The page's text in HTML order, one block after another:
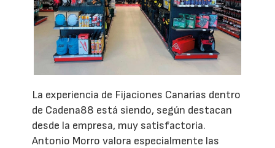
La experiencia de Fijaciones Canarias dentro
de Cadena88 está siendo, según destacan
desde la empresa, muy satisfactoria.
Antonio Morro valora especialmente las